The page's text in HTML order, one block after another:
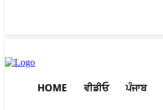
HOME ਵੀਡੀਓ ਪੰਜਾਬ